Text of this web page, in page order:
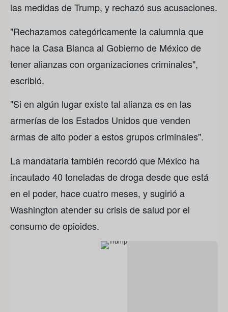
las medidas de Trump, y rechazó sus acusaciones.
"Rechazamos categóricamente la calumnia que
hace la Casa Blanca al Gobierno de México de
tener alianzas con organizaciones criminales",
escribió.
"Si en algún lugar existe tal alianza es en las
armerías de los Estados Unidos que venden
armas de alto poder a estos grupos criminales".
La mandataria también recordó que México ha
incautado 40 toneladas de droga desde que está
en el poder, hace cuatro meses, y sugirió a
Washington atender su crisis de salud por el
consumo de opioides.